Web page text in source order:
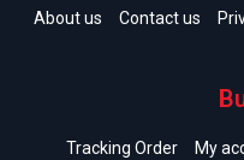
About us Contact us
Tracking Order My